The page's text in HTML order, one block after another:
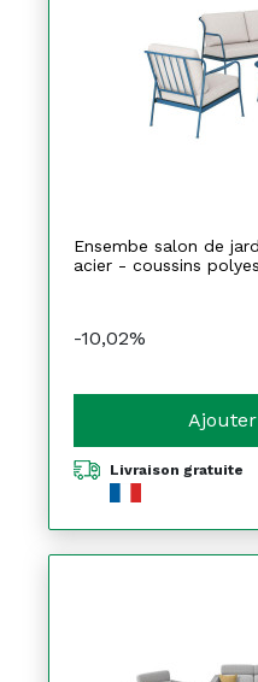
Ensembe salon de
acier - coussins
-10,02%
Livraison gratuite